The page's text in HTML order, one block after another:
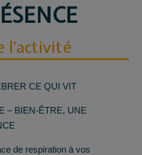
l'activité
CE QUI VIT
– BIEN-ÊTRE, UNE
de respiration à vos